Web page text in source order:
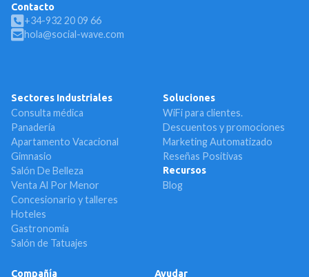
Contacto
+34-932 20 09 66
hola@social-wave.com
Sectores Industriales
Consulta médica
Panadería
Apartamento Vacacional
Gimnasio
Salón De Belleza
Venta Al Por Menor
Concesionario y talleres
Hoteles
Gastronomía
Salón de Tatuajes
Soluciones
WiFi para clientes.
Descuentos y promociones
Marketing Automatizado
Reseñas Positivas
Recursos
Blog
Compañía Ayudar